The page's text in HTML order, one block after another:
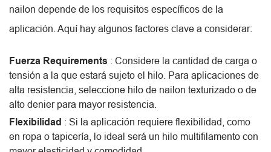
nailon depende de los requisitos específicos de la
aplicación. Aquí hay algunos factores clave a considerar:
Fuerza Requirements : Considere la cantidad de carga o
tensión a la que estará sujeto el hilo. Para aplicaciones de
alta resistencia, seleccione hilo de nailon texturizado o de
alto denier para mayor resistencia.
Flexibilidad : Si la aplicación requiere flexibilidad, como
en ropa o tapicería, lo ideal será un hilo multifilamento con